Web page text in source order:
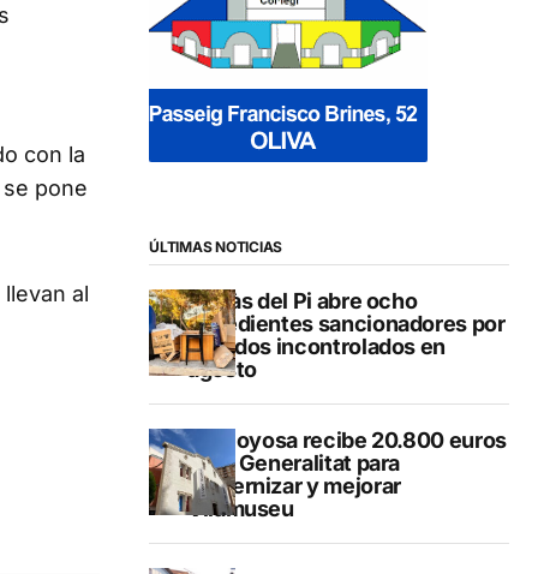
con la
pone
al
ÚLTIMAS NOTICIAS
L’Alfàs del Pi abre ocho
expedientes sancionadores por
vertidos incontrolados en
agosto
Villajoyosa recibe 20.800 euros
de la Generalitat para
modernizar y mejorar
Vilamuseu